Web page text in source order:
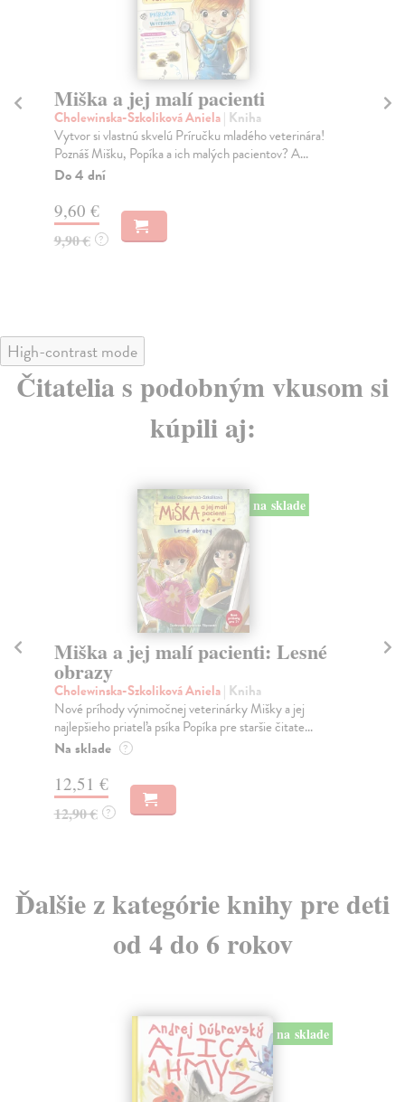
Miška a jej malí pacienti
Cholewinska-Szkoliková Aniela| Kniha
Vytvor si vlastnú skvelú Príručku mladého veterinára!
Poznáš Mišku, Popíka a ich malých pacientov? A...
Do 4 dní
9,60 €
9,90 € ?
High-contrast mode
Čitatelia s podobným vkusom si
kúpili aj:
Miška a jej malí pacienti 2:
Pracovný zošit s nálepkami 2
kolektív autorov| Kniha
Spoznaj svet veterinárky Mišky, jej verného kamaráta
Popíka a zvieracích pacientov z Lipovej kliniky...
Do 4 dní
5,72 €
5,90 € ?
Ďalšie z kategórie knihy pre deti
od 4 do 6 rokov
na sklade